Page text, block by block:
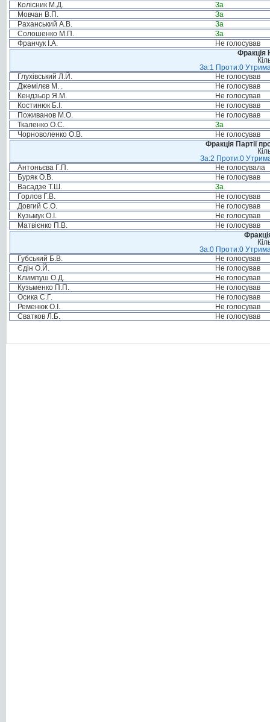
Колісник М.Д.
За
Мовчан В.П.
За
Раханський А.В.
За
Солошенко М.П.
За
Франчук І.А.
Не голосував
Фракція
За:1 Проти:0
Глухівський Л.Й.
Не голосував
Джемілєв М. .
Не голосував
Кендзьор Я.М.
Не голосував
Костинюк Б.І.
Не голосував
Поживанов М.О.
Не голосував
Ткаленко О.С.
За
Чорноволенко О.В.
Не голосував
Фракція Партії
За:2 Проти:0
Антоньєва Г.П.
Не голосувала
Буряк О.В.
Не голосував
Васадзе Т.Ш.
За
Горлов Г.В.
Не голосував
Довгий С.О.
Не голосував
Кузьмук О.І.
Не голосував
Матвієнко П.В.
Не голосував
За:0 Проти:0
Губський Б.В.
Не голосував
Єдін О.Й.
Не голосував
Климпуш О.Д.
Не голосував
Кузьменко П.П.
Не голосував
Осика С.Г.
Не голосував
Ременюк О.І.
Не голосував
Сватков Л.Б.
Не голосував